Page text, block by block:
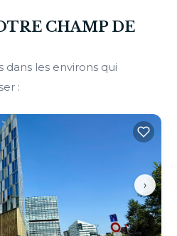
CHAMP DE
dans les environs qui
:
›